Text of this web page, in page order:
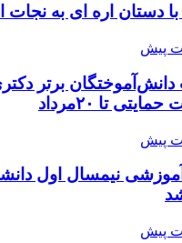
با دستان اره ای به
برتر
تا ۲۰مرداد
نیمسال اول